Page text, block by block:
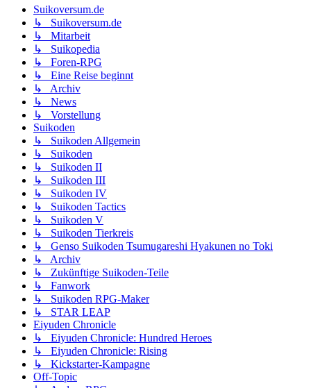
Suikoversum.de
↳ Suikoversum.de
↳ Mitarbeit
↳ Suikopedia
↳ Foren-RPG
↳ Eine Reise beginnt
↳ Archiv
↳ News
↳ Vorstellung
Suikoden
↳ Suikoden Allgemein
↳ Suikoden
↳ Suikoden II
↳ Suikoden III
↳ Suikoden IV
↳ Suikoden Tactics
↳ Suikoden V
↳ Suikoden Tierkreis
↳ Genso Suikoden Tsumugareshi Hyakunen no Toki
↳ Archiv
↳ Zukünftige Suikoden-Teile
↳ Fanwork
↳ Suikoden RPG-Maker
↳ STAR LEAP
Eiyuden Chronicle
↳ Eiyuden Chronicle: Hundred Heroes
↳ Eiyuden Chronicle: Rising
↳ Kickstarter-Kampagne
Off-Topic